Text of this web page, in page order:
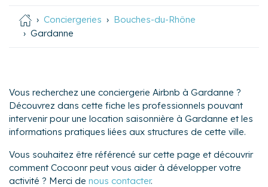
Conciergeries
Bouches-du-Rhône
Gardanne
Vous recherchez une conciergerie Airbnb à Gardanne ?
Découvrez dans cette fiche les professionnels pouvant
intervenir pour une location saisonnière à Gardanne et les
informations pratiques liées aux structures de cette ville.
Vous souhaitez être référencé sur cette page et découvrir
comment Cocoonr peut vous aider à développer votre
activité ? Merci de nous contacter.